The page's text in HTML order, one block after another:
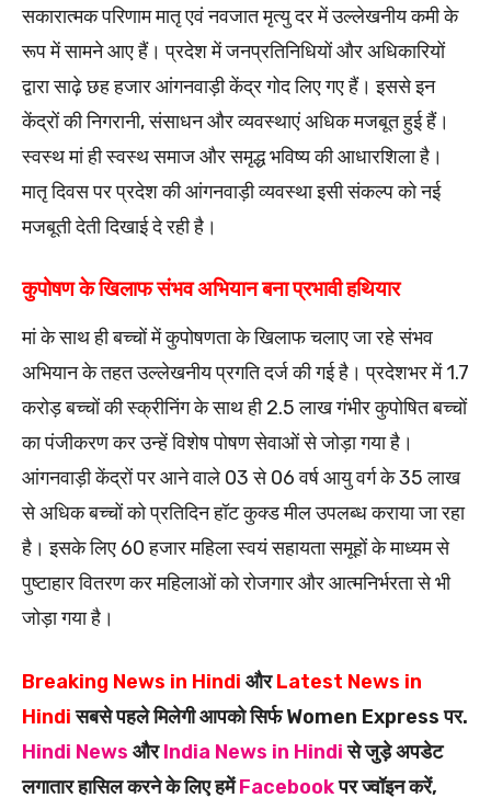
सकारात्मक परिणाम मातृ एवं नवजात मृत्यु दर में उल्लेखनीय कमी के
रूप में सामने आए हैं। प्रदेश में जनप्रतिनिधियों और अधिकारियों
द्वारा साढ़े छह हजार आंगनवाड़ी केंद्र गोद लिए गए हैं। इससे इन
केंद्रों की निगरानी, संसाधन और व्यवस्थाएं अधिक मजबूत हुई हैं।
स्वस्थ मां ही स्वस्थ समाज और समृद्ध भविष्य की आधारशिला है।
मातृ दिवस पर प्रदेश की आंगनवाड़ी व्यवस्था इसी संकल्प को नई
मजबूती देती दिखाई दे रही है।
कुपोषण के खिलाफ संभव अभियान बना प्रभावी हथियार
मां के साथ ही बच्चों में कुपोषणता के खिलाफ चलाए जा रहे संभव
अभियान के तहत उल्लेखनीय प्रगति दर्ज की गई है। प्रदेशभर में 1.7
करोड़ बच्चों की स्क्रीनिंग के साथ ही 2.5 लाख गंभीर कुपोषित बच्चों
का पंजीकरण कर उन्हें विशेष पोषण सेवाओं से जोड़ा गया है।
आंगनवाड़ी केंद्रों पर आने वाले 03 से 06 वर्ष आयु वर्ग के 35 लाख
से अधिक बच्चों को प्रतिदिन हॉट कुक्ड मील उपलब्ध कराया जा रहा
है। इसके लिए 60 हजार महिला स्वयं सहायता समूहों के माध्यम से
पुष्टाहार वितरण कर महिलाओं को रोजगार और आत्मनिर्भरता से भी
जोड़ा गया है।
Breaking News in Hindi औरLatest News in
Hindiसबसे पहले मिलेगी आपको सिर्फ Women Express पर.
Hindi News औरIndia News in Hindiसे जुड़े अपडेट
लगातार हासिल करने के लिए हमेंFacebookपर ज्वॉइन करें,